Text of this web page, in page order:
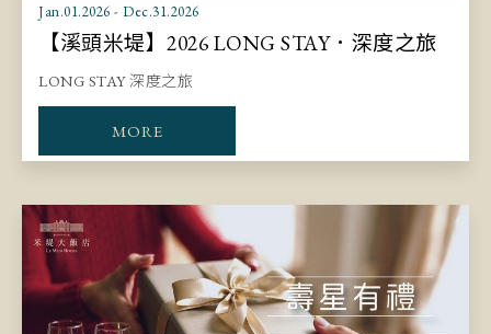
Jan.01.2026 - Dec.31.2026
【溪頭米堤】2026 LONG STAY．深度之旅
LONG STAY 深度之旅
MORE